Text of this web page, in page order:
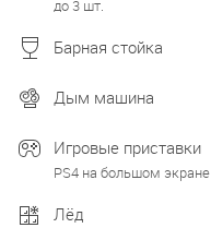
до 3 шт.
Барная стойка
Дым машина
Игровые приставки
PS4 на большом экране
Лёд